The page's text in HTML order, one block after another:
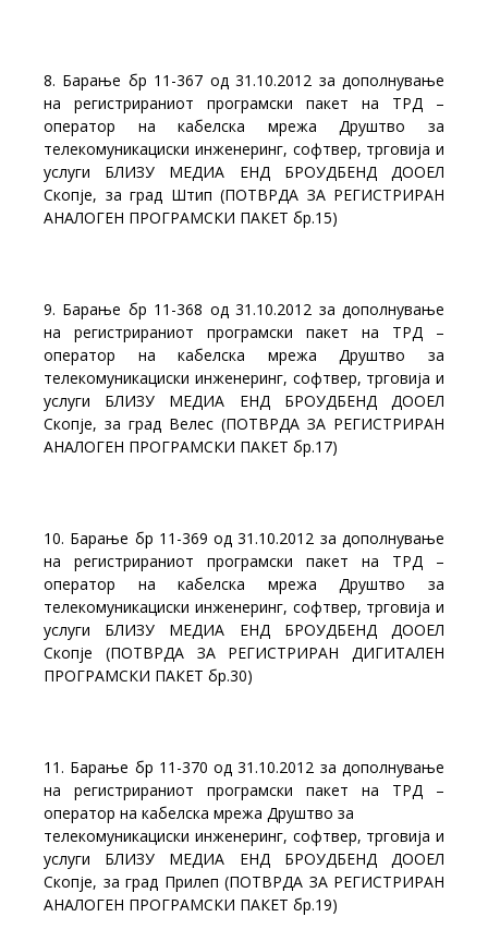
8. Барање бр 11-367 од 31.10.2012 за дополнување
на регистрираниот програмски пакет на ТРД –
оператор на кабелска мрежа Друштво за
телекомуникациски инженеринг, софтвер, трговија и
услуги БЛИЗУ МЕДИА EНД БРОУДБЕНД ДООЕЛ
Скопје, за град Штип (ПОТВРДА ЗА РЕГИСТРИРАН
АНАЛОГЕН ПРОГРАМСКИ ПАКЕТ бр.15)
9. Барање бр 11-368 од 31.10.2012 за дополнување
на регистрираниот програмски пакет на ТРД –
оператор на кабелска мрежа Друштво за
телекомуникациски инженеринг, софтвер, трговија и
услуги БЛИЗУ МЕДИА EНД БРОУДБЕНД ДООЕЛ
Скопје, за град Велес (ПОТВРДА ЗА РЕГИСТРИРАН
АНАЛОГЕН ПРОГРАМСКИ ПАКЕТ бр.17)
10. Барање бр 11-369 од 31.10.2012 за дополнување
на регистрираниот програмски пакет на ТРД –
оператор на кабелска мрежа Друштво за
телекомуникациски инженеринг, софтвер, трговија и
услуги БЛИЗУ МЕДИА EНД БРОУДБЕНД ДООЕЛ
Скопје (ПОТВРДА ЗА РЕГИСТРИРАН ДИГИТАЛЕН
ПРОГРАМСКИ ПАКЕТ бр.30)
11. Барање бр 11-370 од 31.10.2012 за дополнување
на регистрираниот програмски пакет на ТРД –
оператор на кабелска мрежа Друштво за
телекомуникациски инженеринг, софтвер, трговија и
услуги БЛИЗУ МЕДИА EНД БРОУДБЕНД ДООЕЛ
Скопје, за град Прилеп (ПОТВРДА ЗА РЕГИСТРИРАН
АНАЛОГЕН ПРОГРАМСКИ ПАКЕТ бр.19)